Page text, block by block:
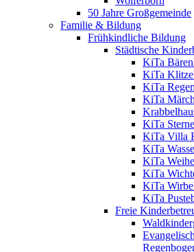
50 Jahre Großgemeinde
Familie & Bildung
Frühkindliche Bildung
Städtische
KiTa
KiTa
KiTa
KiTa
KiTa
KiTa Villa
KiTa
KiTa
KiTa
KiTa
KiTa
Freie